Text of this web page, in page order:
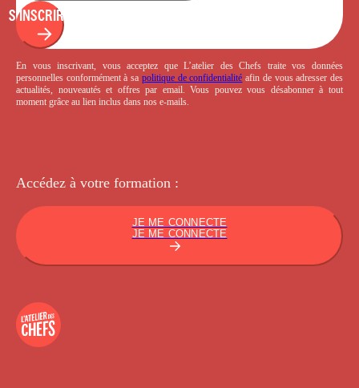
S'INSCRIRE
En vous inscrivant, vous acceptez que L’atelier des Chefs traite vos données
personnelles conformément à sa politique de confidentialité afin de vous adresser des
actualités, nouveautés et offres par email. Vous pouvez vous désabonner à tout
moment grâce au lien inclus dans nos e-mails.
Accédez à votre formation :
JE ME CONNECTE
JE ME CONNECTE